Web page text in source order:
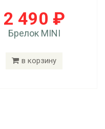
2 490 ₽
Брелок MINI
в корзину